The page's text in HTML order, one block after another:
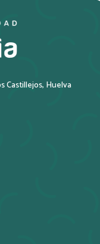
Castillejos, Huelva